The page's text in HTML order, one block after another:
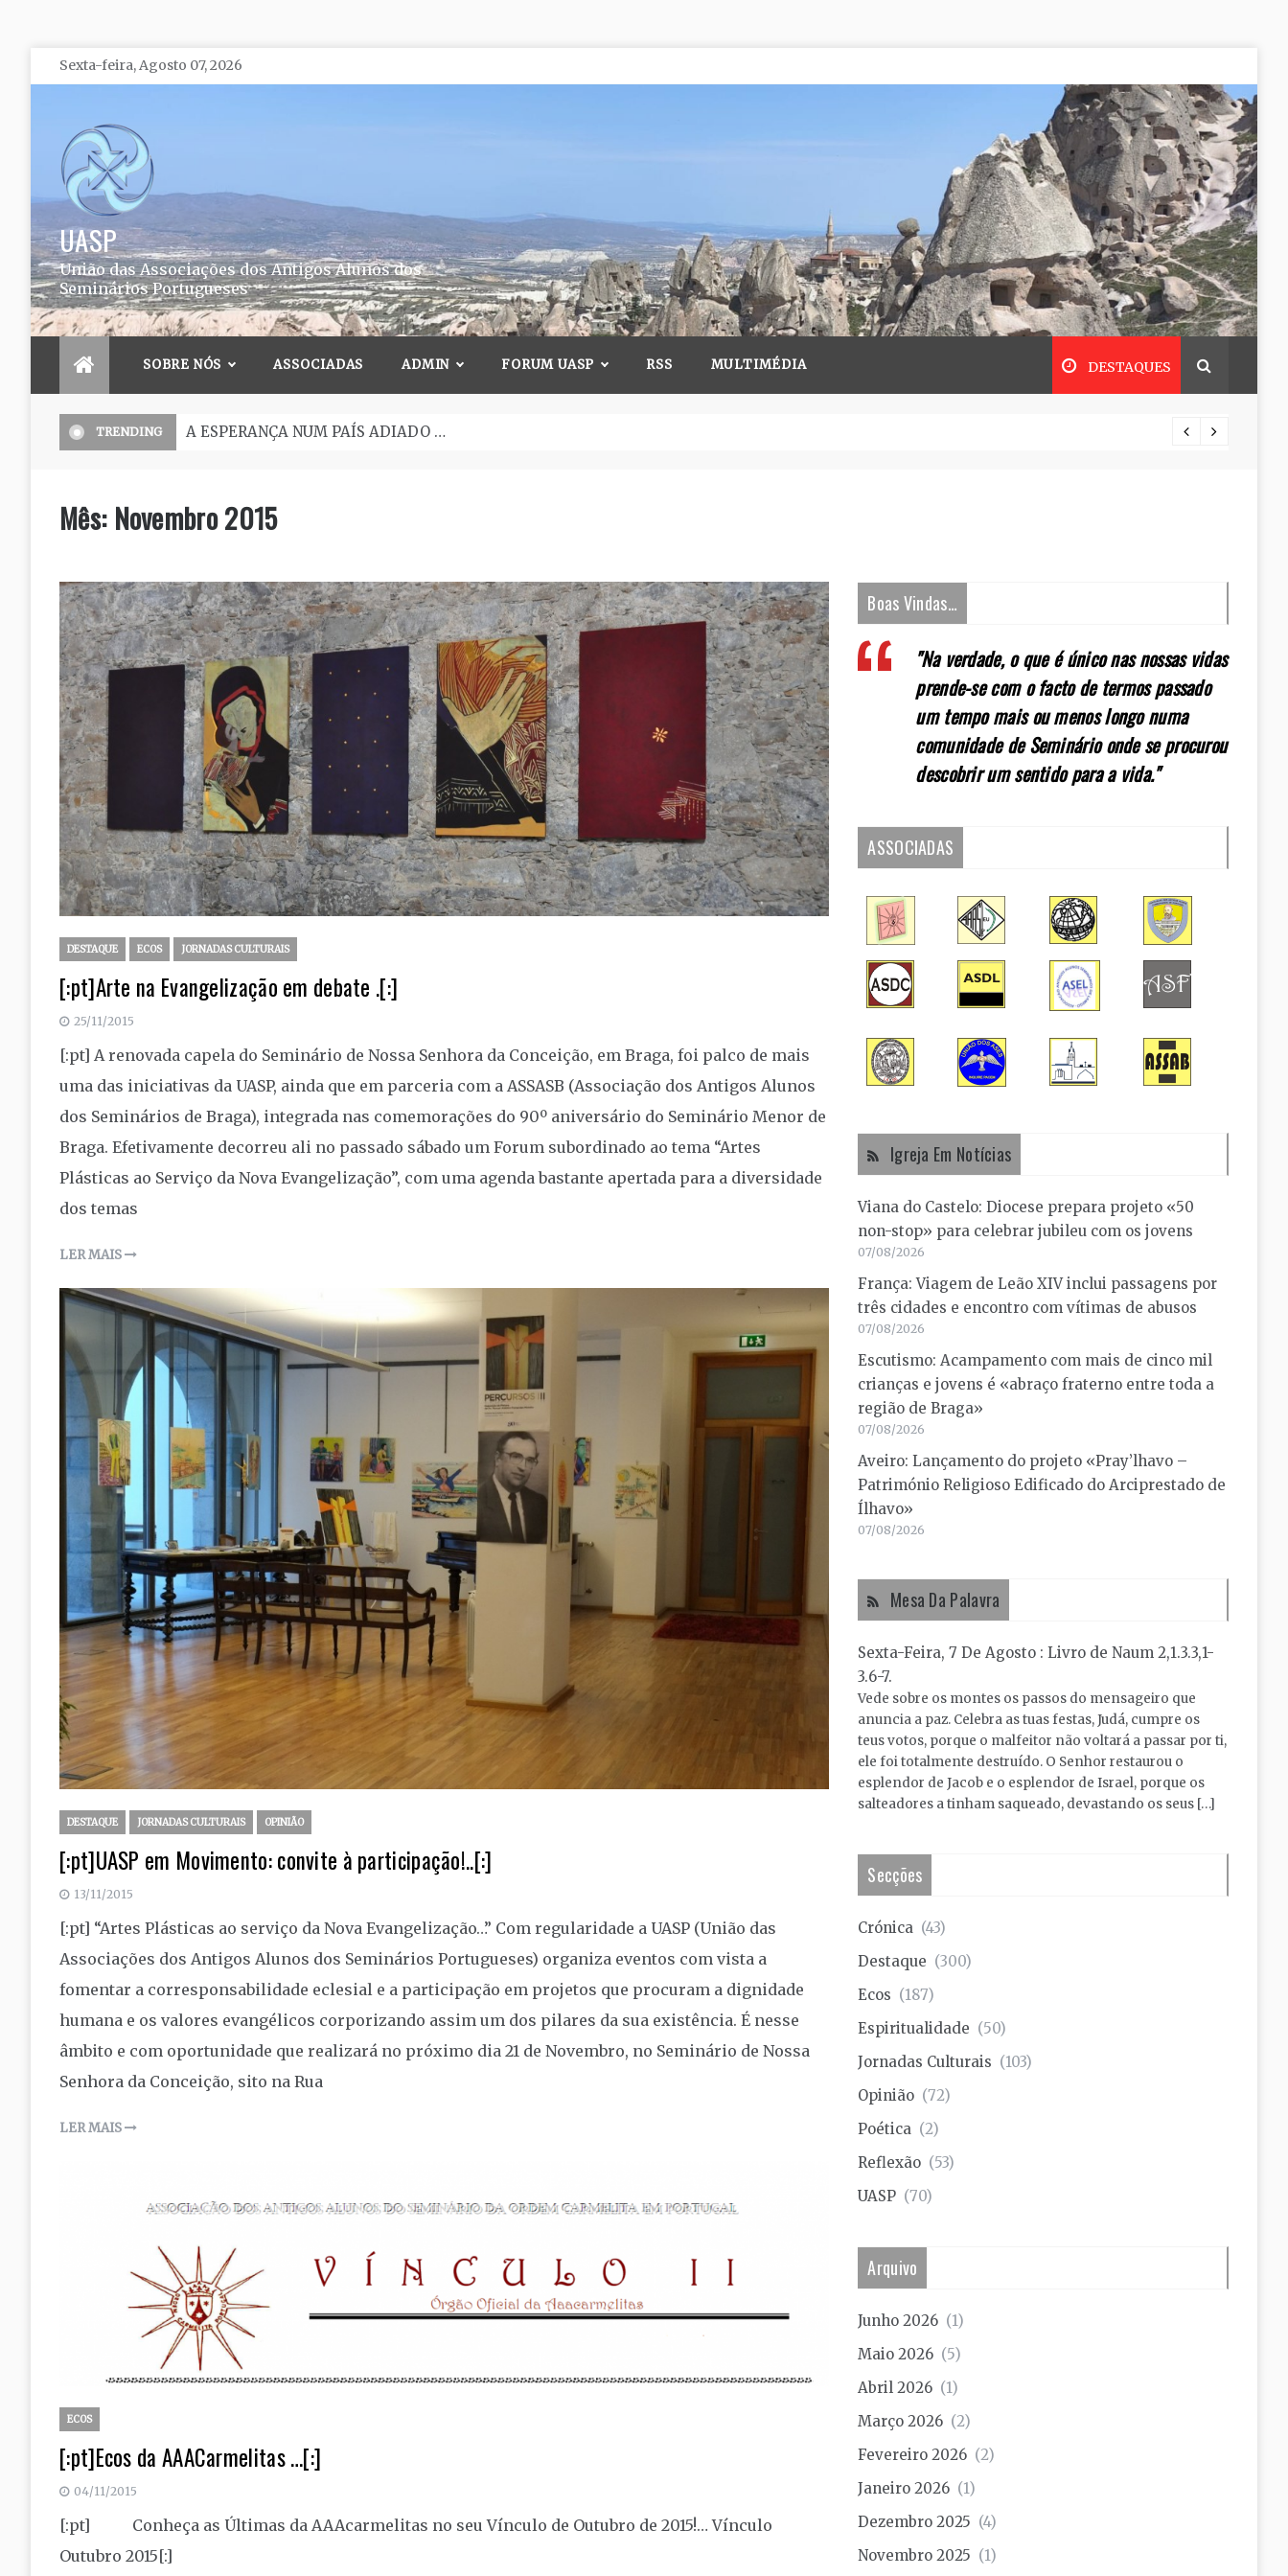
Skip
to
Sexta-feira, Agosto 07, 2026
UASP
União das Associações dos Antigos Alunos dos
Seminários Portugueses
SOBRE NÓS ASSOCIADAS ADMIN FORUM UASP RSS MULTIMÉDIA DESTAQUES
TRENDING O Seminário, uma grande escola de formação.
Mês: Novembro 2015
DESTAQUE ECOS JORNADAS CULTURAIS
[:pt]Arte na Evangelização em debate .[:]
25/11/2015
[:pt] A renovada capela do Seminário de Nossa Senhora da Conceição, em Braga, foi palco de mais
uma das iniciativas da UASP, ainda que em parceria com a ASSASB (Associação dos Antigos Alunos
dos Seminários de Braga), integrada nas comemorações do 90º aniversário do Seminário Menor de
Braga. Efetivamente decorreu ali no passado sábado um Forum subordinado ao tema “Artes
Plásticas ao Serviço da Nova Evangelização”, com uma agenda bastante apertada para a diversidade
dos temas
LER MAIS
DESTAQUE JORNADAS CULTURAIS OPINIÃO
[:pt]UASP em Movimento: convite à participação!..[:]
13/11/2015
[:pt] “Artes Plásticas ao serviço da Nova Evangelização…” Com regularidade a UASP (União das
Associações dos Antigos Alunos dos Seminários Portugueses) organiza eventos com vista a
fomentar a corresponsabilidade eclesial e a participação em projetos que procuram a dignidade
humana e os valores evangélicos corporizando assim um dos pilares da sua existência. É nesse
âmbito e com oportunidade que realizará no próximo dia 21 de Novembro, no Seminário de Nossa
Senhora da Conceição, sito na Rua
LER MAIS
ECOS
[:pt]Ecos da AAACarmelitas …[:]
04/11/2015
[:pt] Conheça as Últimas da AAAcarmelitas no seu Vínculo de Outubro de 2015!… Vínculo
Outubro 2015[:]
Boas Vindas…
"Na verdade, o que é único nas nossas vidas
prende-se com o facto de termos passado
um tempo mais ou menos longo numa
comunidade de Seminário onde se procurou
descobrir um sentido para a vida."
ASSOCIADAS
Igreja Em Notícias
Viana do Castelo: Diocese prepara projeto «50
non-stop» para celebrar jubileu com os jovens
07/08/2026
França: Viagem de Leão XIV inclui passagens por
três cidades e encontro com vítimas de abusos
07/08/2026
Escutismo: Acampamento com mais de cinco mil
crianças e jovens é «abraço fraterno entre toda a
região de Braga»
07/08/2026
Aveiro: Lançamento do projeto «Pray’lhavo –
Património Religioso Edificado do Arciprestado de
Ílhavo»
07/08/2026
Mesa Da Palavra
Sexta-Feira, 7 De Agosto : Livro de Naum 2,1.3.3,1-
3.6-7.
Vede sobre os montes os passos do mensageiro que
anuncia a paz. Celebra as tuas festas, Judá, cumpre os
teus votos, porque o malfeitor não voltará a passar por ti,
ele foi totalmente destruído. O Senhor restaurou o
esplendor de Jacob e o esplendor de Israel, porque os
salteadores a tinham saqueado, devastando os seus […]
Secções
Crónica (43)
Destaque (300)
Ecos (187)
Espiritualidade (50)
Jornadas Culturais (103)
Opinião (72)
Poética (2)
Reflexão (53)
UASP (70)
Arquivo
Junho 2026 (1)
Maio 2026 (5)
Abril 2026 (1)
Março 2026 (2)
Fevereiro 2026 (2)
Janeiro 2026 (1)
Dezembro 2025 (4)
Novembro 2025 (1)